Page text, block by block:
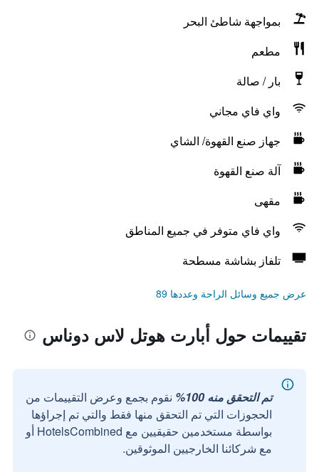
بمواجهة شاطئ البحر
مطعم
بار / صالة
واي فاي مجاني
جهاز صنع القهوة/ الشاي
آلة صنع القهوة
مقهى
واي فاي متوفر في جميع المناطق
تلفاز بشاشة مسطحة
عرض جميع وسائل الراحة وعددها 89
تقييمات حول أبارت هوتل لاس دوناس
تم التحقق منه 100%
نقوم بجمع وعرض التقييمات من
الحجوزات التي تم التحقق منها فقط والتي تم إجراؤها
بواسطة مستخدمين حقيقيين مع HotelsCombined أو
مع شركائنا الخارجيين الموثوقين.